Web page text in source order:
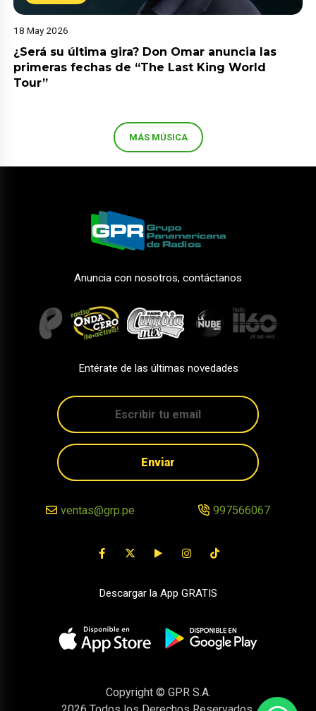
18 May 2026
¿Será su última gira? Don Omar anuncia las
primeras fechas de “The Last King World
Tour”
MÁS MÚSICA
Anuncia con nosotros, contáctanos
Entérate de las últimas novedades
Enviar
ventas@grp.pe 997566067
Descargar la App GRATIS
Copyright © GPR S.A.